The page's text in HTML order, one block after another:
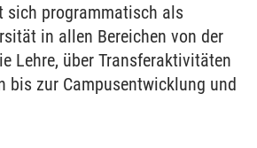
sich programmatisch als
in allen Bereichen von der
Lehre, über Transferaktivitäten
bis zur Campusentwicklung und